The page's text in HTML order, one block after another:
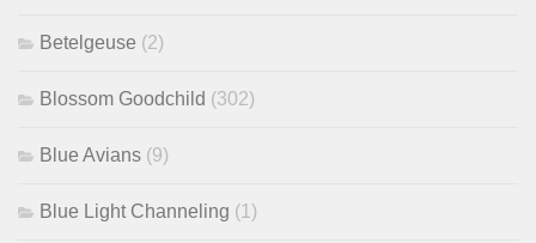
Betelgeuse (2)
Blossom Goodchild (302)
Blue Avians (9)
Blue Light Channeling (1)